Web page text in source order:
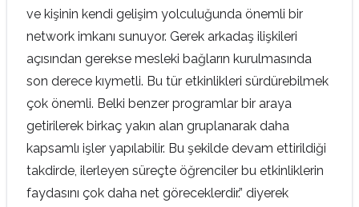
ve kişinin kendi gelişim yolculuğunda önemli bir
network imkanı sunuyor. Gerek arkadaş ilişkileri
açısından gerekse mesleki bağların kurulmasında
son derece kıymetli. Bu tür etkinlikleri sürdürebilmek
çok önemli. Belki benzer programlar bir araya
getirilerek birkaç yakın alan gruplanarak daha
kapsamlı işler yapılabilir. Bu şekilde devam ettirildiği
takdirde, ilerleyen süreçte öğrenciler bu etkinliklerin
faydasını çok daha net göreceklerdir.” diyerek